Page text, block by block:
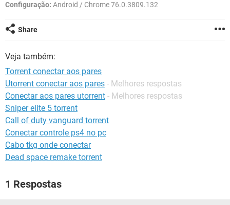
GUIA DE COMPRAS
Configuração: Android / Chrome 76.0.3809.132
Share
Veja também:
Torrent conectar aos pares
Utorrent conectar aos pares - Melhores respostas
Conectar aos pares utorrent - Melhores respostas
Sniper elite 5 torrent
Call of duty vanguard torrent
Conectar controle ps4 no pc
Cabo tkg onde conectar
Dead space remake torrent
1 Respostas